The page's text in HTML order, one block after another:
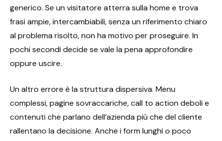
generico. Se un visitatore atterra sulla home e trova
frasi ampie, intercambiabili, senza un riferimento chiaro
al problema risolto, non ha motivo per proseguire. In
pochi secondi decide se vale la pena approfondire
oppure uscire.
Un altro errore è la struttura dispersiva. Menu
complessi, pagine sovraccariche, call to action deboli e
contenuti che parlano dell’azienda più che del cliente
rallentano la decisione. Anche i form lunghi o poco